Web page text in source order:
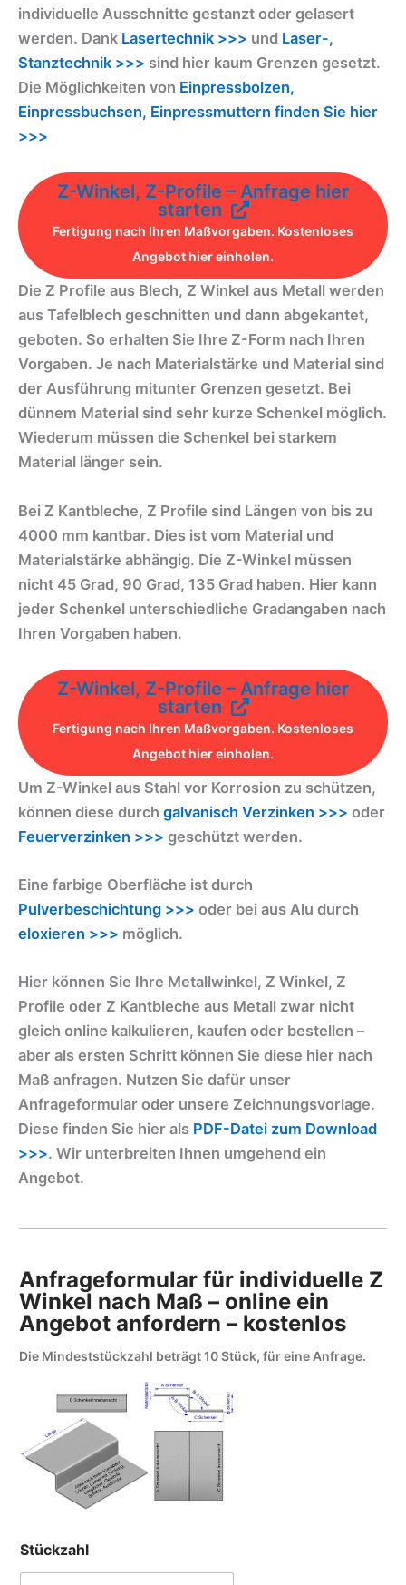
individuelle Ausschnitte gestanzt oder gelasert
werden. Dank Lasertechnik >>> und Laser-,
Stanztechnik >>> sind hier kaum Grenzen gesetzt.
Die Möglichkeiten von Einpressbolzen,
Einpressbuchsen, Einpressmuttern finden Sie hier
>>>
Z-Winkel, Z-Profile – Anfrage hier
starten
Fertigung nach Ihren Maßvorgaben. Kostenloses
Angebot hier einholen.
Die Z Profile aus Blech, Z Winkel aus Metall werden
aus Tafelblech geschnitten und dann abgekantet,
geboten. So erhalten Sie Ihre Z-Form nach Ihren
Vorgaben. Je nach Materialstärke und Material sind
der Ausführung mitunter Grenzen gesetzt. Bei
dünnem Material sind sehr kurze Schenkel möglich.
Wiederum müssen die Schenkel bei starkem
Material länger sein.
Bei Z Kantbleche, Z Profile sind Längen von bis zu
4000 mm kantbar. Dies ist vom Material und
Materialstärke abhängig. Die Z-Winkel müssen
nicht 45 Grad, 90 Grad, 135 Grad haben. Hier kann
jeder Schenkel unterschiedliche Gradangaben nach
Ihren Vorgaben haben.
Z-Winkel, Z-Profile – Anfrage hier
starten
Fertigung nach Ihren Maßvorgaben. Kostenloses
Angebot hier einholen.
Um Z-Winkel aus Stahl vor Korrosion zu schützen,
können diese durch galvanisch Verzinken >>> oder
Feuerverzinken >>> geschützt werden.
Eine farbige Oberfläche ist durch
Pulverbeschichtung >>> oder bei aus Alu durch
eloxieren >>> möglich.
Hier können Sie Ihre Metallwinkel, Z Winkel, Z
Profile oder Z Kantbleche aus Metall zwar nicht
gleich online kalkulieren, kaufen oder bestellen –
aber als ersten Schritt können Sie diese hier nach
Maß anfragen. Nutzen Sie dafür unser
Anfrageformular oder unsere Zeichnungsvorlage.
Diese finden Sie hier als PDF-Datei zum Download
>>>. Wir unterbreiten Ihnen umgehend ein
Angebot.
Anfrageformular für individuelle Z
Winkel nach Maß – online ein
Angebot anfordern – kostenlos
Die Mindeststückzahl beträgt 10 Stück, für eine Anfrage.
Stückzahl